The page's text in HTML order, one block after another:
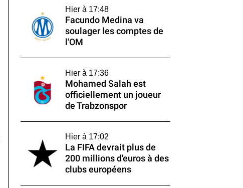
Hier à 17:48
Facundo Medina va
soulager les comptes de
l'OM
Hier à 17:36
Mohamed Salah est
officiellement un joueur
de Trabzonspor
Hier à 17:02
La FIFA devrait plus de
200 millions d'euros à des
clubs européens